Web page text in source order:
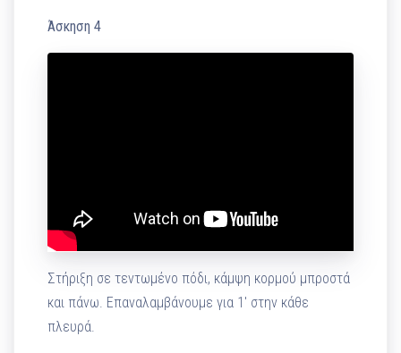
Άσκηση 4
Στήριξη σε τεντωμένο πόδι, κάμψη κορμού μπροστά
και πάνω. Επαναλαμβάνουμε για 1′ στην κάθε
πλευρά.